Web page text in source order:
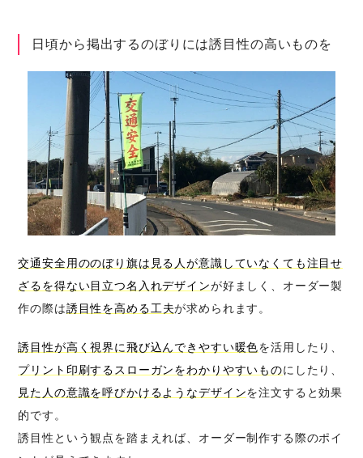
日頃から掲出するのぼりには誘目性の高いものを
交通安全用ののぼり旗は見る人が意識していなくても注目せ
ざるを得ない目立つ名入れデザインが好ましく、オーダー製
作の際は誘目性を高める工夫が求められます。
誘目性が高く視界に飛び込んできやすい暖色を活用したり、
プリント印刷するスローガンをわかりやすいものにしたり、
見た人の意識を呼びかけるようなデザインを注文すると効果
的です。
誘目性という観点を踏まえれば、オーダー制作する際のポイ